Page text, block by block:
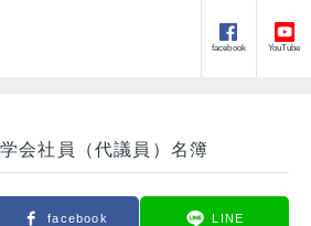
facebook YouTube
会社員（代議員）名簿
facebook LINE